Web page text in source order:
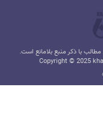
با ذکر منبع بلامانع است.
Copyright © 2025